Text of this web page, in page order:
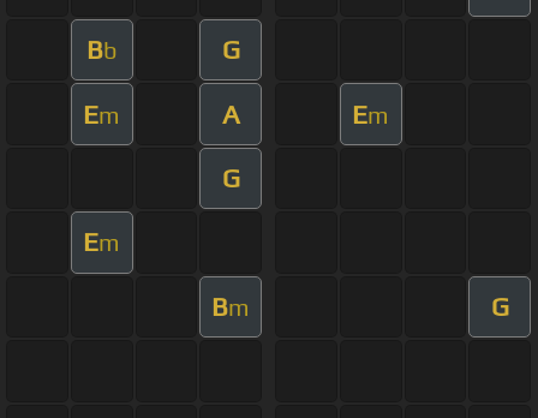
Bb G
Em A Em
G
Em
Bm G